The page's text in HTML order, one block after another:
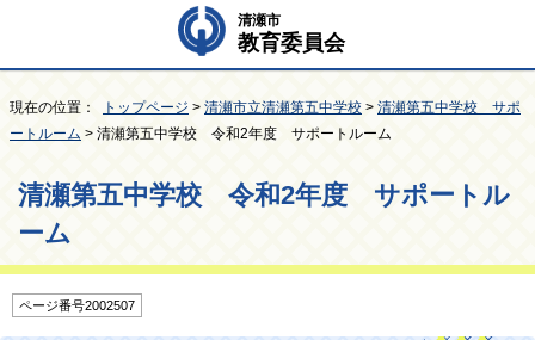
清瀬市
教育委員会
現在の位置： トップページ > 清瀬市立清瀬第五中学校 > 清瀬第五中学校 サポ
ートルーム > 清瀬第五中学校 令和2年度 サポートルーム
清瀬第五中学校 令和2年度 サポートル
ーム
ページ番号2002507